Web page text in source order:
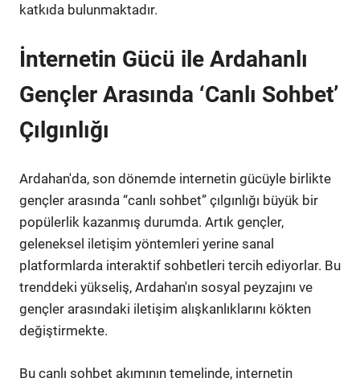
katkıda bulunmaktadır.
İnternetin Gücü ile Ardahanlı
Gençler Arasında ‘Canlı Sohbet’
Çılgınlığı
Ardahan'da, son dönemde internetin gücüyle birlikte
gençler arasında “canlı sohbet” çılgınlığı büyük bir
popülerlik kazanmış durumda. Artık gençler,
geleneksel iletişim yöntemleri yerine sanal
platformlarda interaktif sohbetleri tercih ediyorlar. Bu
trenddeki yükseliş, Ardahan'ın sosyal peyzajını ve
gençler arasındaki iletişim alışkanlıklarını kökten
değiştirmekte.
Bu canlı sohbet akımının temelinde, internetin